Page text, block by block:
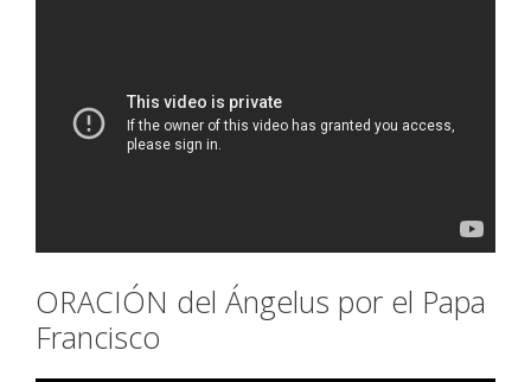
ORACIÓN del Ángelus por el Papa
Francisco